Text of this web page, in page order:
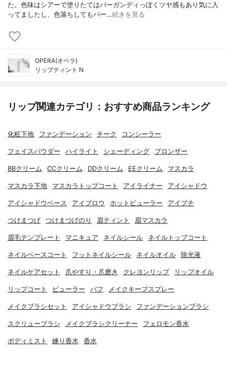
た。色味はシアーで塗りたてはバーガンディっぽくツヤ感もあり気に入
ってましたし、色落ちしてもパー…続きを見る
OPERA(オペラ)
リップティント N
リップ関連カテゴリ：おすすめ商品ランキング
化粧下地 ファンデーション チーク コンシーラー
フェイスパウダー ハイライト シェーディング ブロンザー
BBクリーム CCクリーム DDクリーム EEクリーム マスカラ
マスカラ下地 マスカラトップコート アイライナー アイシャドウ
アイシャドウベース アイブロウ ホットビューラー アイプチ
つけまつげ つけまつげのり 眉ティント 眉マスカラ
眉毛テンプレート マニキュア ネイルシール ネイルトップコート
ネイルベースコート フットネイルシール ネイルオイル 除光液
ネイルケアセット 爪やすり・爪磨き クレヨンリップ リップオイル
リップコート ビューラー パフ メイクキープスプレー
メイクブラシセット アイシャドウブラシ ファンデーションブラシ
スクリューブラシ メイクブラシクリーナー フェロモン香水
ボディミスト 練り香水 香水